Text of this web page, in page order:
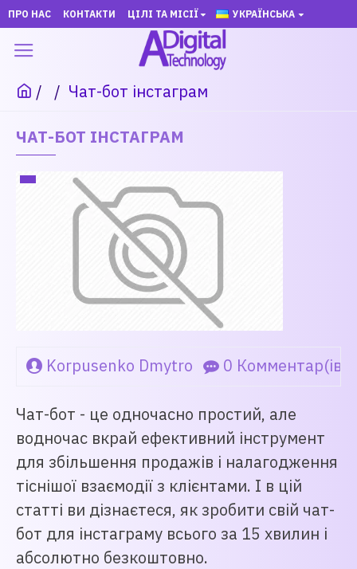
ПРО НАС КОНТАКТИ ЦІЛІ ТА МІСІЇ УКРАЇНСЬКА
Чат-бот інстаграм
ЧАТ-БОТ ІНСТАГРАМ
Korpusenko Dmytro 0 Комментар(ів)
Чат-бот - це одночасно простий, але
водночас вкрай ефективний інструмент
для збільшення продажів і налагодження
тіснішої взаємодії з клієнтами. І в цій
статті ви дізнаєтеся, як зробити свій чат-
бот для інстаграму всього за 15 хвилин і
абсолютно безкоштовно.